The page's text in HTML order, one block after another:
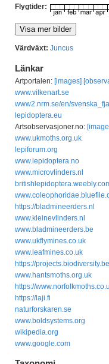
Flygtider:
Värdväxt: Juncus
Länkar
Artportalen: [images]
www.vilkenart.se
www2.nrm.se/en/
lepidoptera.eu
Artsobservasjoner.no:
www.ukmoths.org.uk
lepiforum.org
www.lepidoptera.no
www.microvlinders.nl
https://bladmineerders.nl
www.kleinevlinders.nl
www.bladmineerders.be
www.ukflymines.co.uk
www.leafmines.co.uk
https://
www.hantsmoths.org.uk
https://
https://laji.fi
naturforskaren.se
www.boldsystems.org
wikipedia.org
www.google.com